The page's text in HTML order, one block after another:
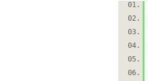
01.
02.
03.
04.
05.
06.